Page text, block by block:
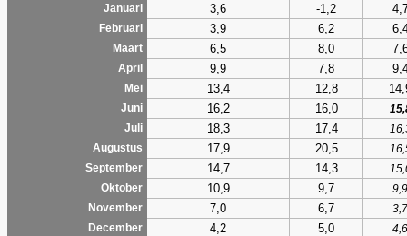
Januari
3,6 -1,2
Februari 3,9 6,2
Maart 6,5 8,0
April 9,9 7,8
Mei 13,4 12,8
Juni 16,2 16,0
Juli
18,3 17,4
Augustus
17,9 20,5
September
14,7 14,3
Oktober
10,9 9,7
9,9
November
7,0 6,7
3,7
December
4,2 5,0 4,6